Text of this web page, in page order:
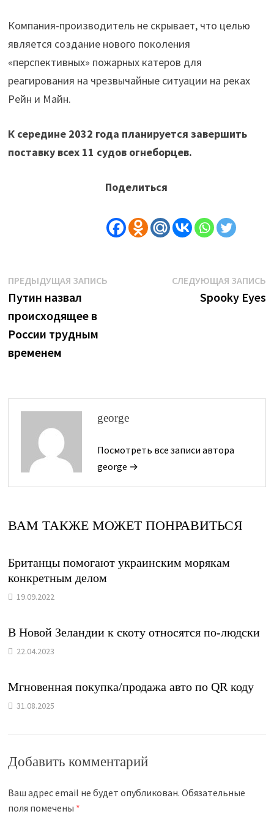
Компания-производитель не скрывает, что целью
является создание нового поколения
«перспективных» пожарных катеров для
реагирования на чрезвычайные ситуации на реках
Рейн и Майн.
К середине 2032 года планируется завершить
поставку всех 11 судов огнеборцев.
Поделиться
Навигация
по
записям
ПРЕДЫДУЩАЯ ЗАПИСЬПредыдущая
Путин назвал
происходящее в
России трудным
временем
СЛЕДУЮЩАЯ ЗАПИСЬ
Spooky Eyes
george
Посмотреть все записи автора
george →
ВАМ ТАКЖЕ МОЖЕТ ПОНРАВИТЬСЯ
Британцы помогают украинским морякам
конкретным делом
19.09.2022
В Новой Зеландии к скоту относятся по-людски
22.04.2023
Мгновенная покупка/продажа авто по QR коду
31.08.2025
Добавить комментарий
Ваш адрес email не будет опубликован. Обязательные
поля помечены *